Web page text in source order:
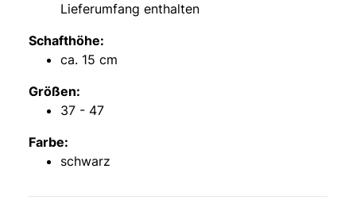
Lieferumfang enthalten
Schafthöhe:
ca. 15 cm
Größen:
37 - 47
Farbe:
schwarz